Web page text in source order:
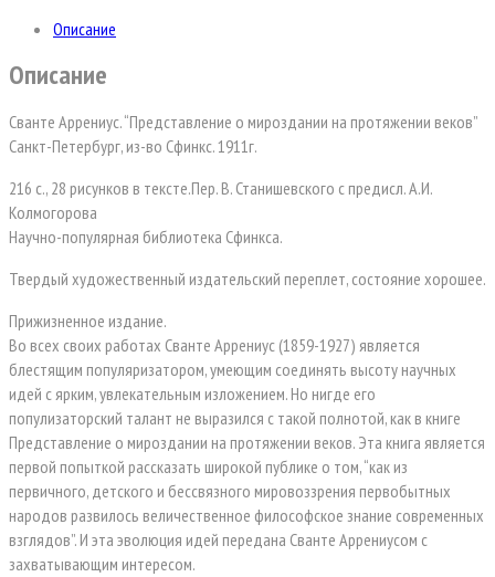
Описание
Описание
Сванте Аррениус. “Представление о мироздании на протяжении веков”
Санкт-Петербург, из-во Сфинкс. 1911г.
216 с., 28 рисунков в тексте.Пер. В. Станишевского с предисл. А.И.
Колмогорова
Научно-популярная библиотека Сфинкса.
Твердый художественный издательский переплет, состояние хорошее.
Прижизненное издание.
Во всех своих работах Сванте Аррениус (1859-1927) является
блестящим популяризатором, умеющим соединять высоту научных
идей с ярким, увлекательным изложением. Но нигде его
популизаторский талант не выразился с такой полнотой, как в книге
Представление о мироздании на протяжении веков. Эта книга является
первой попыткой рассказать широкой публике о том, “как из
первичного, детского и бессвязного мировоззрения первобытных
народов развилось величественное философское знание современных
взглядов”. И эта эволюция идей передана Сванте Аррениусом с
захватывающим интересом.